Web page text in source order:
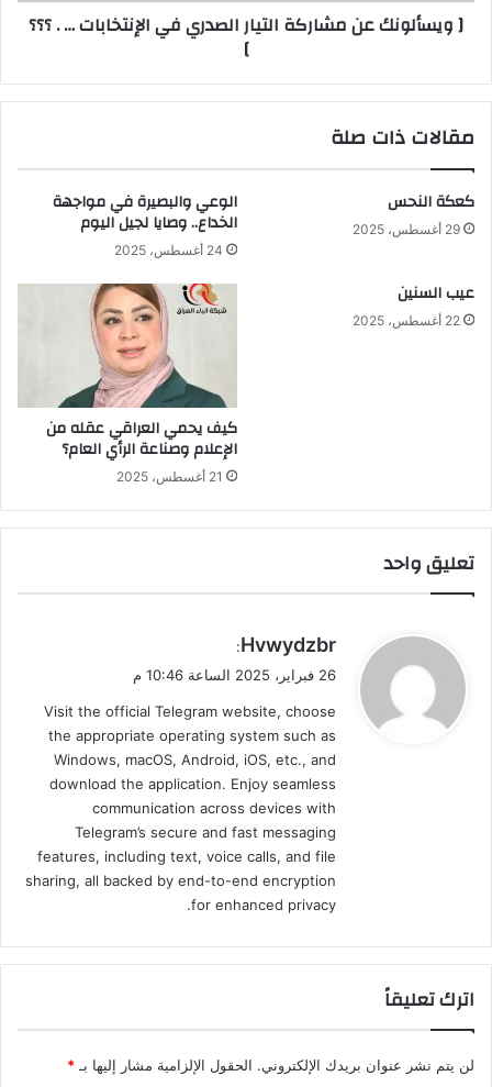
[ ويسألونك عن مشاركة التيار الصدري في الإنتخابات … . ؟؟؟
]
مقالات ذات صلة
كعكة النحس
29 أغسطس، 2025
الوعي والبصيرة في مواجهة
الخداع.. وصايا لجيل اليوم
24 أغسطس، 2025
عيب السنين
22 أغسطس، 2025
كيف يحمي العراقي عقله من
الإعلام وصناعة الرأي العام؟
21 أغسطس، 2025
تعليق واحد
ي
ل
Hvwydzbr
:
26 فبراير، 2025 الساعة 10:46 م
Visit the official Telegram website, choose
the appropriate operating system such as
Windows, macOS, Android, iOS, etc., and
download the application. Enjoy seamless
communication across devices with
Telegram’s secure and fast messaging
features, including text, voice calls, and file
sharing, all backed by end-to-end encryption
for enhanced privacy.
اترك تعليقاً
لن يتم نشر عنوان بريدك الإلكتروني. الحقول الإلزامية مشار إليها بـ *